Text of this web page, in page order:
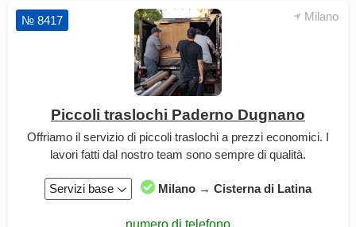
Milano
№ 8417
Piccoli traslochi Paderno Dugnano
Offriamo il servizio di piccoli traslochi a prezzi economici. I
lavori fatti dal nostro team sono sempre di qualità.
Servizi base Milano → Cisterna di Latina